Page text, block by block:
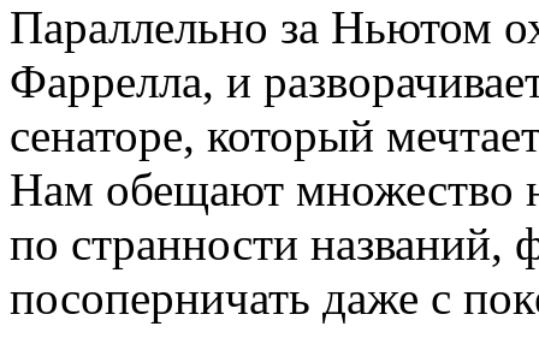
Параллельно за Ньютом
Фаррелла, и
сенаторе, который
Нам обещают множество
по странности названий,
посоперничать даже с